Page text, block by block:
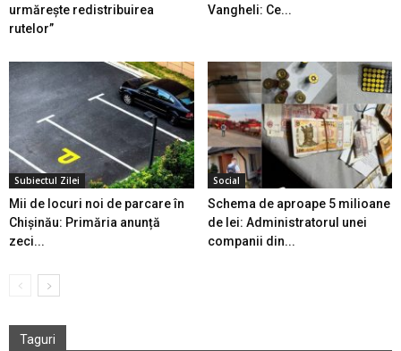
urmărește redistribuirea
rutelor”
Vangheli: Ce...
Subiectul Zilei
Mii de locuri noi de parcare în
Chișinău: Primăria anunță
zeci...
Social
Schema de aproape 5 milioane
de lei: Administratorul unei
companii din...
Taguri